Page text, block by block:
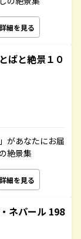
詳細を見る
ばと絶景１０
があなたにお届
絶景集
詳細を見る
ネパール 198